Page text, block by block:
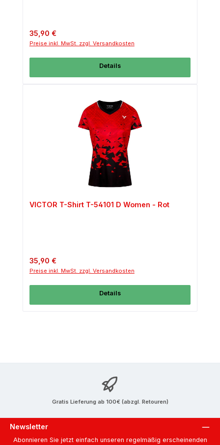
Regulärer Preis:
35,90 €
Preise inkl. MwSt. zzgl. Versandkosten
Details
VICTOR T-Shirt T-54101 D Women - Rot
Regulärer Preis:
35,90 €
Preise inkl. MwSt. zzgl. Versandkosten
Details
Gratis Lieferung ab 100€ (abzgl. Retouren)
Newsletter
Abonnieren Sie jetzt einfach unseren regelmäßig erscheinenden